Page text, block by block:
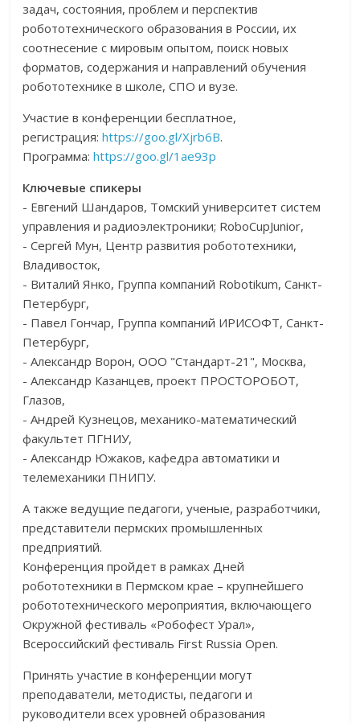
задач, состояния, проблем и перспектив
робототехнического образования в России, их
соотнесение с мировым опытом, поиск новых
форматов, содержания и направлений обучения
робототехнике в школе, СПО и вузе.
Участие в конференции бесплатное,
регистрация:https://goo.gl/Xjrb6B.
Программа:https://goo.gl/1ae93p
Ключевые спикеры
- Евгений Шандаров, Томский университет систем
управления и радиоэлектроники; RoboCupJunior,
- Сергей Мун, Центр развития робототехники,
Владивосток,
- Виталий Янко, Группа компаний Robotikum, Санкт-
Петербург,
- Павел Гончар, Группа компаний ИРИСОФТ, Санкт-
Петербург,
- Александр Ворон, ООО "Стандарт-21", Москва,
- Александр Казанцев, проект ПРОСТОРОБОТ,
Глазов,
- Андрей Кузнецов, механико-математический
факультет ПГНИУ,
- Александр Южаков, кафедра автоматики и
телемеханики ПНИПУ.
А также ведущие педагоги, ученые, разработчики,
представители пермских промышленных
предприятий.
Конференция пройдет в рамках Дней
робототехники в Пермском крае – крупнейшего
робототехнического мероприятия, включающего
Окружной фестиваль «Робофест Урал»,
Всероссийский фестиваль First Russia Open.
Принять участие в конференции могут
преподаватели, методисты, педагоги и
руководители всех уровней образования